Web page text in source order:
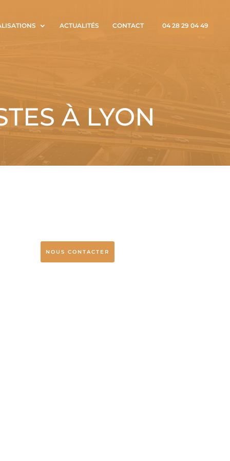
ACTUALITÉS CONTACT 04 28 29 04 49
À LYON
NOUS CONTACTER